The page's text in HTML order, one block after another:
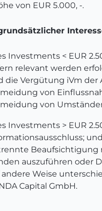
von EUR 5.000, -.
Investments < EUR
relevant werden
die Vergütung iVm der
von
von
Investments > EUR
und
Beaufsichtigung
auszuführen oder
andere Weise
Capital GmbH.